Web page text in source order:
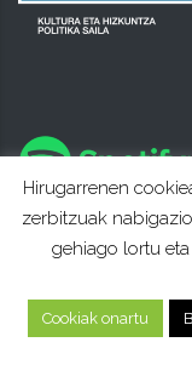
Hirugarrenen
zerbitzuak
gehiago lortu
Cookiak onartu